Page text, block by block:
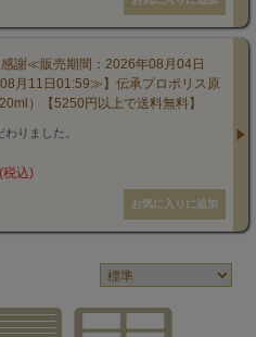
感謝≪販売期間：2026年08月04日
月11日01:59≫】伝承プロポリス原
）【5250円以上で送料無料】
りました。
税込)